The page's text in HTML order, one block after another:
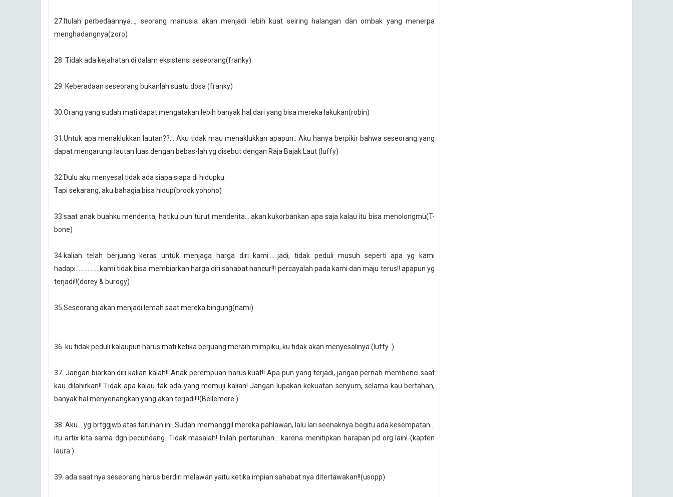
27.Itulah perbedaannya..., seorang manusia akan menjadi lebih kuat seiring halangan dan ombak yang menerpa
menghadangnya(zoro)
28. Tidak ada kejahatan di dalam eksistensi seseorang(franky)
29. Keberadaan seseorang bukanlah suatu dosa (franky)
30.Orang yang sudah mati dapat mengatakan lebih banyak hal dari yang bisa mereka lakukan(robin)
31.Untuk apa menaklukkan lautan??... Aku tidak mau menaklukkan apapun.. Aku hanya berpikir bahwa seseorang yang
dapat mengarungi lautan luas dengan bebas-lah yg disebut dengan Raja Bajak Laut (luffy)
32.Dulu aku menyesal tidak ada siapa siapa di hidupku.
Tapi sekarang, aku bahagia bisa hidup(brook yohoho)
33.saat anak buahku menderita, hatiku pun turut menderita....akan kukorbankan apa saja kalau itu bisa menolongmu(T-
bone)
34.kalian telah berjuang keras untuk menjaga harga diri kami......jadi, tidak peduli musuh seperti apa yg kami
hadapi................kami tidak bisa membiarkan harga diri sahabat hancur!!! percayalah pada kami dan maju terus!! apapun yg
terjadi!!(dorey & burogy)
35.Seseorang akan menjadi lemah saat mereka bingung(nami)
36. ku tidak peduli kalaupun harus mati ketika berjuang meraih mimpiku, ku tidak akan menyesalinya (luffy )
37. Jangan biarkan diri kalian kalah!! Anak perempuan harus kuat!! Apa pun yang terjadi, jangan pernah membenci saat
kau dilahirkan!! Tidak apa kalau tak ada yang memuji kalian! Jangan lupakan kekuatan senyum, selama kau bertahan,
banyak hal menyenangkan yang akan terjadi!!!(Bellemere )
38. Aku... yg brtggjwb atas taruhan ini. Sudah memanggil mereka pahlawan, lalu lari seenaknya begitu ada kesempatan...
itu artix kita sama dgn pecundang. Tidak masalah! Inilah pertaruhan... karena menitipkan harapan pd org lain! (kapten
laura )
39. ada saat nya seseorang harus berdiri melawan yaitu ketika impian sahabat nya ditertawakan!!(usopp)